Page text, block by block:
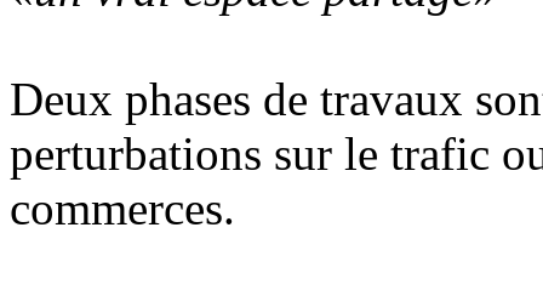
Deux phases de travaux
perturbations sur le trafic
commerces.